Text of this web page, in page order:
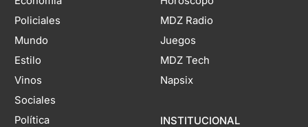
Policiales
Mundo
Estilo
Vinos
Sociales
Política
MDZ Radio
Juegos
MDZ Tech
Napsix
INSTITUCIONAL